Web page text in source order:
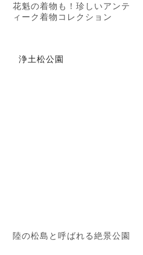
花魁の着物も！珍しいアンテ
ィーク着物コレクション
浄土松公園
陸の松島と呼ばれる絶景公園